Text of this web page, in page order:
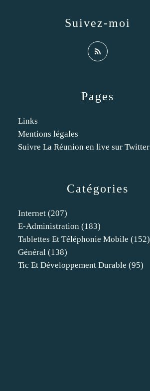
Catégories
Internet (207)
E-Administration (183)
Tablettes Et Téléphonie Mobile (152)
Général (138)
Tic Et Développement Durable (95)
Pages
Links
Mentions légales
Suivre La Réunion en live sur Twitter
Suivez-moi